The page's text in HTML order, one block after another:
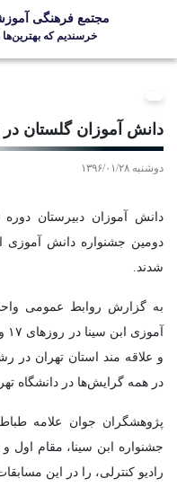
مجتمع فرهنگی
خرسندیم که بهترین‌ها
مدارس
جشنواره ها
ارتباط با ما
دانش آموزان گلستان در
دوشنبه ۱۳۹۶/۰۱/۲۸
دانش آموزان دبیرستان
دومین جشنواره دانش آموزی
شدند.
به گزارش روابط عمومی
و علاقه مند استان تهران در
در همه گرایش‌ها در دانشگاه
پژوهشگران جوان علامه
جشنواره ابن سینا، مقام
رادیو کنترلی، را در این